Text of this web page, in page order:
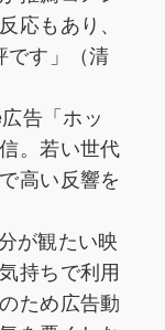
応もあり、
です」（清
告「ホッ
。若い世代
高い反響を
が観たい映
持ちで利用
ため広告動